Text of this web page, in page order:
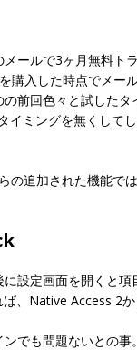
ールで3ヶ月無料
入した時点でメー
前回色々と試した
ミングを無くして
追加された機能で
設定画面を開くと項
、Native Access 2
でも問題ないとの事。